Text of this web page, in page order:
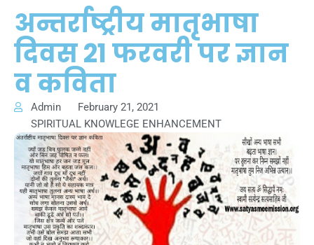
अन्तर्राष्ट्रीय मातृभाषा
दिवस 21 फरवरी पर ज्ञान
व कविता
Admin
February 21, 2021
SPIRITUAL KNOWLEGE ENHANCEMENT